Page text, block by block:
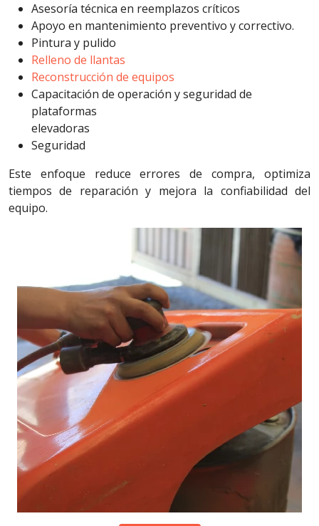
Asesoría técnica en reemplazos críticos
Apoyo en mantenimiento preventivo y correctivo.
Pintura y pulido
Relleno de llantas
Reconstrucción de equipos
Capacitación de operación y seguridad de
plataformas
elevadoras
Seguridad
Este enfoque reduce errores de compra, optimiza
tiempos de reparación y mejora la confiabilidad del
equipo.